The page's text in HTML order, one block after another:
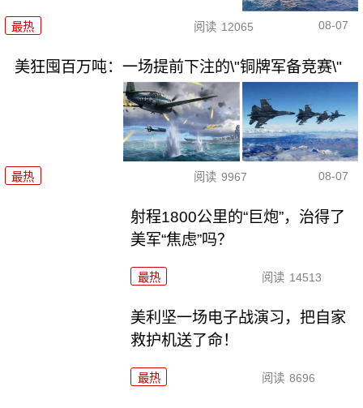
最热 阅读 12065 08-07
美狂囤百万吨：一场提前下注的\"铜牌军备竞赛\"
最热 阅读 9967 08-07
射程1800公里的“巨炮”，治得了
美军“焦虑”吗？
最热 阅读 14513
美利坚一场电子战演习，把自家
救护机送了命！
最热 阅读 8696